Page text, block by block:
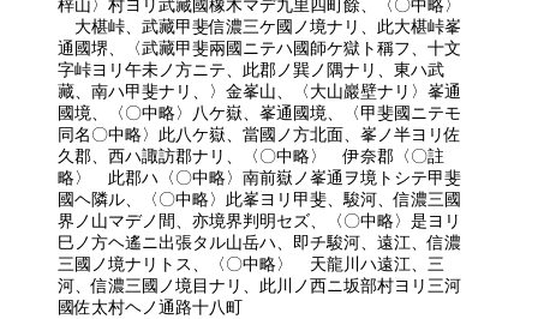
梓山〉村ヨリ武藏國橡木マデ九里四町餘、〈〇中略〉
大椹峠、武藏甲斐信濃三ケ國ノ境ナリ、此大椹峠峯
通國堺、〈武藏甲斐兩國ニテハ國師ケ獄ト稱フ、十文
字峠ヨリ午未ノ方ニテ、此郡ノ巽ノ隅ナリ、東ハ武
藏、南ハ甲斐ナリ、〉金峯山、〈大山巖壁ナリ〉峯通
國境、〈〇中略〉八ケ嶽、峯通國境、〈甲斐國ニテモ
同名〇中略〉此八ケ嶽、當國ノ方北面、峯ノ半ヨリ佐
久郡、西ハ諏訪郡ナリ、〈〇中略〉 伊奈郡〈〇註
略〉 此郡ハ〈〇中略〉南前嶽ノ峯通ヲ境トシテ甲斐
國ヘ隣ル、〈〇中略〉此峯ヨリ甲斐、駿河、信濃三國
界ノ山マデノ間、亦境界判明セズ、〈〇中略〉是ヨリ
巳ノ方ヘ遙ニ出張タル山岳ハ、即チ駿河、遠江、信濃
三國ノ境ナリトス、〈〇中略〉 天龍川ハ遠江、三
河、信濃三國ノ境目ナリ、此川ノ西ニ坂部村ヨリ三河
國佐太村ヘノ通路十八町